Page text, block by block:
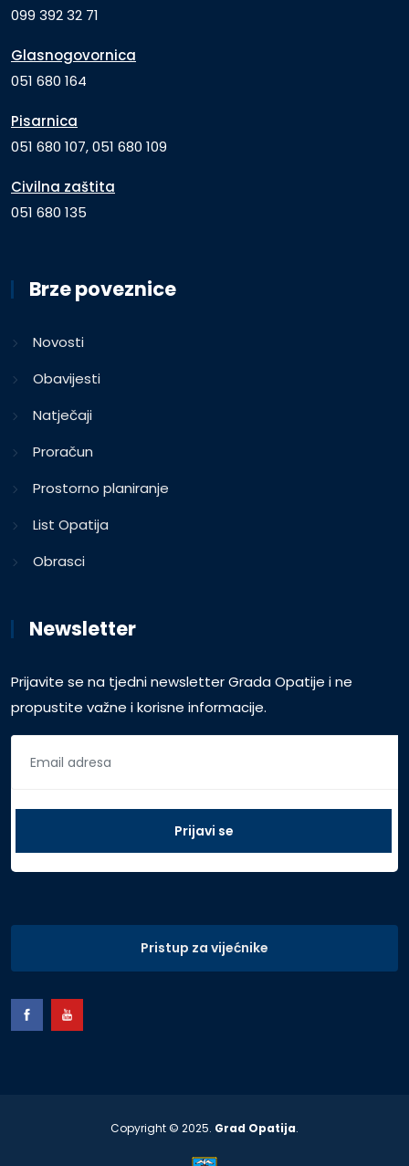
099 392 32 71
Glasnogovornica
051 680 164
Pisarnica
051 680 107, 051 680 109
Civilna zaštita
051 680 135
Brze poveznice
Novosti
Obavijesti
Natječaji
Proračun
Prostorno planiranje
List Opatija
Obrasci
Newsletter
Prijavite se na tjedni newsletter Grada Opatije i ne
propustite važne i korisne informacije.
Pristup za vijećnike
Copyright © 2025. Grad Opatija.